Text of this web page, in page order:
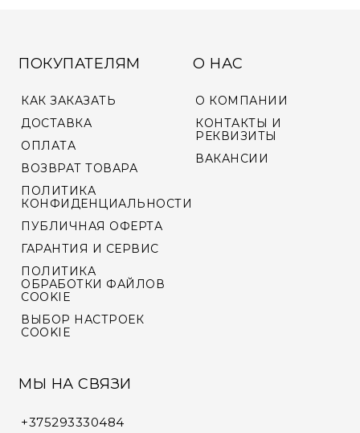
ПОКУПАТЕЛЯМ
КАК ЗАКАЗАТЬ
ДОСТАВКА
ОПЛАТА
ВОЗВРАТ ТОВАРА
ПОЛИТИКА
КОНФИДЕНЦИАЛЬНОСТИ
ПУБЛИЧНАЯ ОФЕРТА
ГАРАНТИЯ И СЕРВИС
ПОЛИТИКА
ОБРАБОТКИ ФАЙЛОВ
COOKIE
ВЫБОР НАСТРОЕК
COOKIE
О НАС
О КОМПАНИИ
КОНТАКТЫ И
РЕКВИЗИТЫ
ВАКАНСИИ
МЫ НА СВЯЗИ
+375293330484